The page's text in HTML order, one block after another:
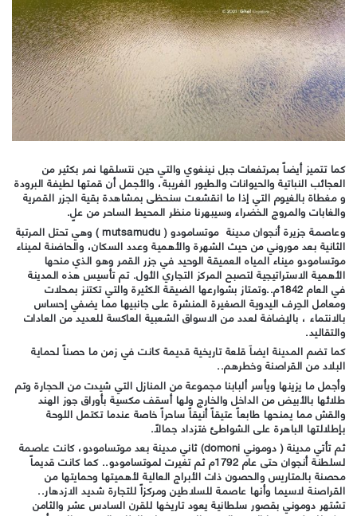
كما تتميز أيضاً بمرتفعات جبل نينغوي والتي حين نتسلقها نمر بكثير من
العجائب النباتية والحيوانات والطيور الغريبة، والأجمل أن قمتها لطيفة البرودة
و مغطاة بالغيوم التي إذا ما انقشعت سنحظى بمشاهدة بقية الجزر القمرية
والغابات والمروج الخضراء وسيبهرنا منظر المحيط الساحر من علٍ.
وعاصمة جزيرة أنجوان مدينة موتسامودو ( mutsamudu ) وهي تحتل المرتبة
الثانية بعد موروني من حيث الشهرة والأهمية وعدد السكان، والحاضنة لميناء
موتسامودو ميناء المياه العميقة الوحيد في جزر القمر وهو الذي منحها
الأهمية الاستراتيجية لتصبح المركز التجاري الأول. تم تأسيس هذه المدينة
في العام 1842م..وتمتاز بشوارعها الضيقة الكثيرة والتي تكتنز بمحلات
ومعامل الحِرف اليدوية الصغيرة المنشرة على جانبيها مما يضفي إحساس
بالانتماء ، بالإضافة لعدد من الاسواق الشعبية العاكسة للعديد من العادات
والتقاليد.
كما تضم المدينة ايضاَ قلعة تاريخية قديمة كانت في زمن ما حصناً لحماية
البلاد من القراصنة وخطرهم..
وأجمل ما يزينها ويأسر ألبابنا مجموعة من المنازل التي شيدت من الحجارة وتم
طلائها بالأبيض من الداخل والخارج ولها أسقف مكسية بأوراق جوز الهند
والقش مما يمنحها طابعاً عتيقاً أنيقاً ساحراً خاصة عندما تكتمل اللوحة
بإطلالتها الباهرة على الشواطئ فتزداد جمالاً.
ثم تأتي مدينة ( دوموني domoni) ثاني مدينة بعد موتسامودو، كانت عاصمة
لسلطنة أنجوان حتى عام 1792م ثم تغيرت لموتسامودو.. كما كانت قديماً
محصنة بالمتاريس والحصون ذات الأبراج العالية لأهميتها وحمايتها من
القراصنة لاسيما وأنها عاصمة للسلاطين ومركزاً للتجارة شديد الازدهار..
تشتهر دوموني بقصور سلطانية يعود تاريخها للقرن السادس عشر والثامن